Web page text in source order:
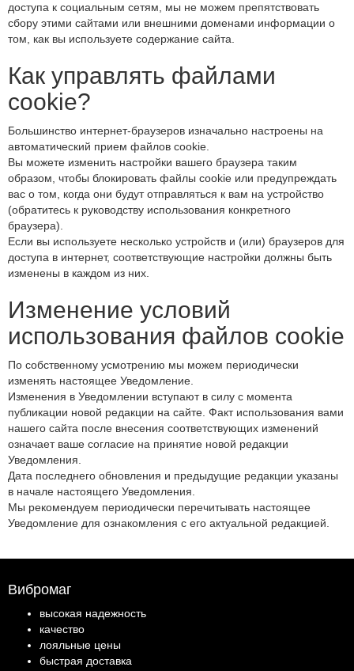
доступа к социальным сетям, мы не можем препятствовать
сбору этими сайтами или внешними доменами информации о
том, как вы используете содержание сайта.
Как управлять файлами
cookie?
Большинство интернет-браузеров изначально настроены на
автоматический прием файлов cookie.
Вы можете изменить настройки вашего браузера таким
образом, чтобы блокировать файлы cookie или предупреждать
вас о том, когда они будут отправляться к вам на устройство
(обратитесь к руководству использования конкретного
браузера).
Если вы используете несколько устройств и (или) браузеров для
доступа в интернет, соответствующие настройки должны быть
изменены в каждом из них.
Изменение условий
использования файлов cookie
По собственному усмотрению мы можем периодически
изменять настоящее Уведомление.
Изменения в Уведомлении вступают в силу с момента
публикации новой редакции на сайте. Факт использования вами
нашего сайта после внесения соответствующих изменений
означает ваше согласие на принятие новой редакции
Уведомления.
Дата последнего обновления и предыдущие редакции указаны
в начале настоящего Уведомления.
Мы рекомендуем периодически перечитывать настоящее
Уведомление для ознакомления с его актуальной редакцией.
Вибромаг
высокая надежность
качество
лояльные цены
быстрая доставка